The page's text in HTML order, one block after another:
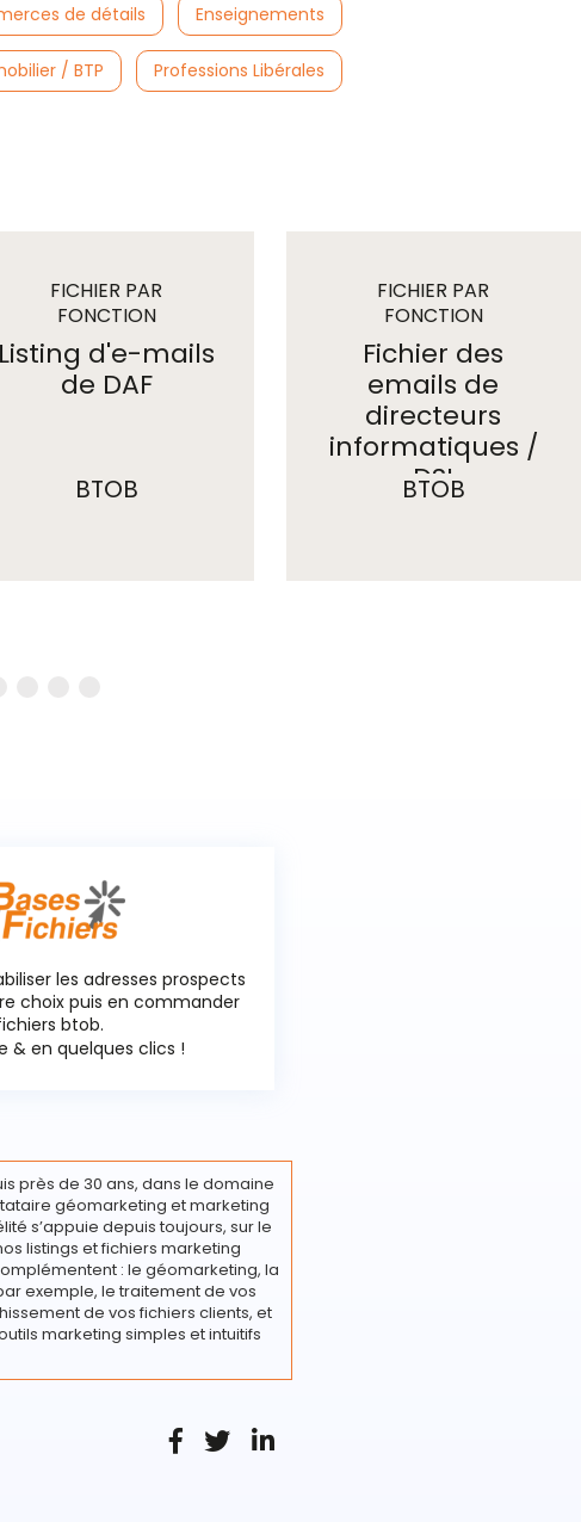
de détails Enseignements
/ BTP Professions Libérales
FICHIER PAR
FONCTION
emails
Listing d'e-mails
de DAF
BTOB
FICHIER PAR
FONCTION
emails
Fichier des
emails de
directeurs
informatiques /
DSI
BTOB
les adresses prospects
choix puis en commander
btob.
& en quelques clics !
près de 30 ans, dans le domaine
géomarketing et marketing
s’appuie depuis toujours, sur le
listings et fichiers marketing
: le géomarketing, la
exemple, le traitement de vos
de vos fichiers clients, et
marketing simples et intuitifs